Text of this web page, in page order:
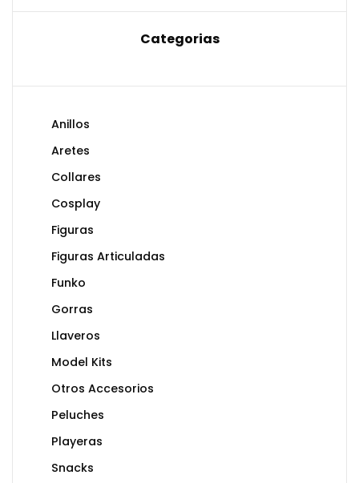
Categorias
Anillos
Aretes
Collares
Cosplay
Figuras
Figuras Articuladas
Funko
Gorras
Llaveros
Model Kits
Otros Accesorios
Peluches
Playeras
Snacks